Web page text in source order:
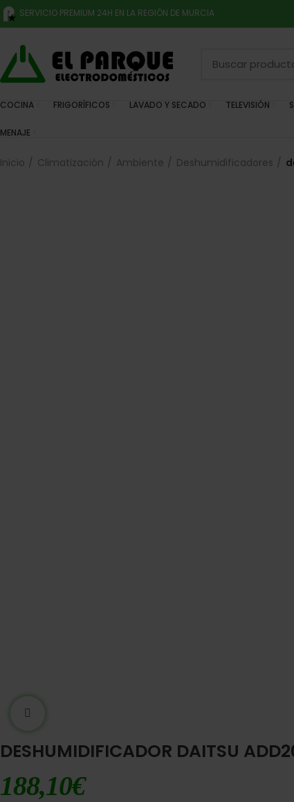
SERVICIO PREMIUM 24H EN LA REGIÓN DE MURCIA
COCINA FRIGORÍFICOS LAVADO Y SECADO TELEVISIÓN
MENAJE
Inicio Climatización Ambiente Deshumidificadores
DESHUMIDIFICADOR DAITSU
188,10€